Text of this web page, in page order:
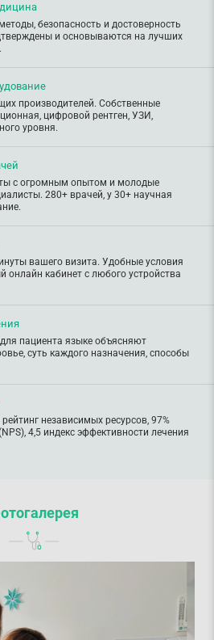
безопасность и достоверность
и основываются на лучших
производителей. Собственные
цифровой рентген, УЗИ,
уровня.
с огромным опытом и молодые
280+ врачей, у 30+ научная
вашего визита. Удобные условия
онлайн кабинет с любого устройства
пациента языке объясняют
суть каждого назначения, способы
независимых ресурсов, 97%
4,5 индекс эффективности лечения